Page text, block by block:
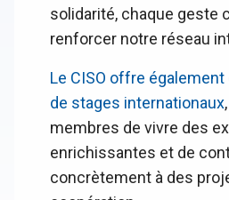
solidarité, chaque geste
renforcer notre réseau
Le CISO offre
de stages internationaux
membres de vivre des
enrichissantes et de
concrètement à des